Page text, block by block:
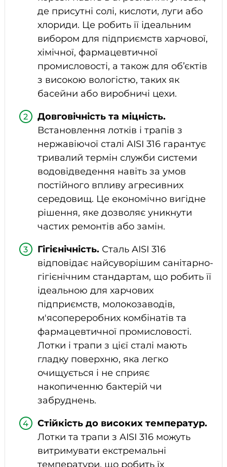
де присутні солі, кислоти, луги або
хлориди. Це робить її ідеальним
вибором для підприємств харчової,
хімічної, фармацевтичної
промисловості, а також для об’єктів
з високою вологістю, таких як
басейни або виробничі цехи.
Довговічність та міцність.
Встановлення лотків і трапів з
нержавіючої сталі AISI 316 гарантує
тривалий термін служби системи
водовідведення навіть за умов
постійного впливу агресивних
середовищ. Це економічно вигідне
рішення, яке дозволяє уникнути
частих ремонтів або замін.
Гігієнічність. Сталь AISI 316
відповідає найсуворішим санітарно-
гігієнічним стандартам, що робить її
ідеальною для харчових
підприємств, молокозаводів,
м'ясопереробних комбінатів та
фармацевтичної промисловості.
Лотки і трапи з цієї сталі мають
гладку поверхню, яка легко
очищується і не сприяє
накопиченню бактерій чи
забруднень.
Стійкість до високих температур.
Лотки та трапи з AISI 316 можуть
витримувати екстремальні
температури, що робить їх